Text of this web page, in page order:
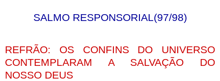
SALMO RESPONSORIAL(97/98)
REFRÃO: OS CONFINS DO UNIVERSO
CONTEMPLARAM A SALVAÇÃO DO
NOSSO DEUS